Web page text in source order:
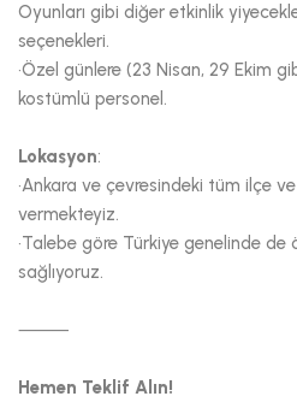
Oyunları gibi diğer etkinlik
seçenekleri.
•Özel günlere (23 Nisan, 29 Ekim
kostümlü personel.
Lokasyon:
•Ankara ve çevresindeki tüm ilçe
vermekteyiz.
•Talebe göre Türkiye genelinde
sağlıyoruz.
⸻
Hemen Teklif Alın!